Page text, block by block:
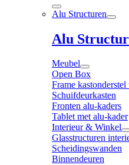
Alu Structuren
Alu
Meubel
Open Box
Frame
Schuifdeurkasten
Fronten alu-kaders
Tablet met alu-kader
Interieur & Winkel
Glasstructuren
Scheidingswanden
Binnendeuren